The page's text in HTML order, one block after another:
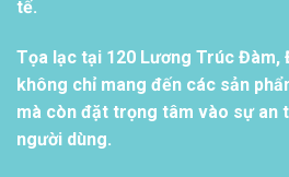
tế.
Tọa lạc tại 120 Lương Trúc Đàm,
không chỉ mang đến các sản
mà còn đặt trọng tâm vào sự an
người dùng.